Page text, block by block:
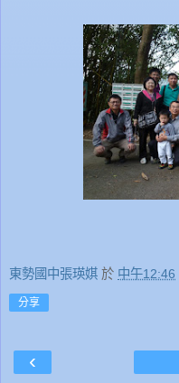
東勢國中張瑛娸 於 中午12:46
分享
‹